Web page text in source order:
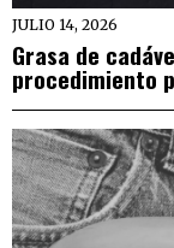
JULIO 14, 2026
Grasa de
procedimiento